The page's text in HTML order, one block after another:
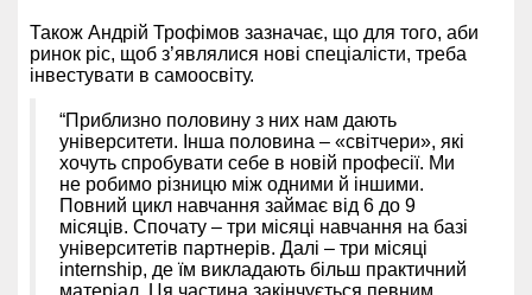
Також Андрій Трофімов зазначає, що для того, аби
ринок ріс, щоб з’являлися нові спеціалісти, треба
інвестувати в самоосвіту.
“Приблизно половину з них нам дають
університети. Інша половина – «світчери», які
хочуть спробувати себе в новій професії. Ми
не робимо різницю між одними й іншими.
Повний цикл навчання займає від 6 до 9
місяців. Спочату – три місяці навчання на базі
університетів партнерів. Далі – три місяці
internship, де їм викладають більш практичний
матеріал. Ця частина закінчується певним